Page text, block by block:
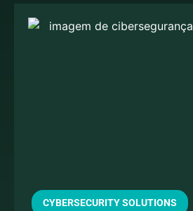
CYBERSECURITY SOLUTIONS